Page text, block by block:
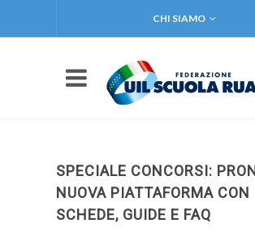
CHI SIAMO
SPECIALE CONCORSI:
NUOVA PIATTAFORMA CON
SCHEDE, GUIDE E FAQ